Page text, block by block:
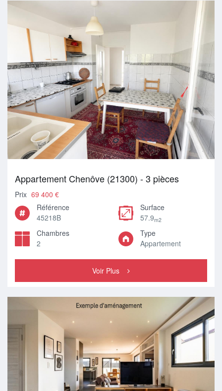
Appartement Chenôve (21300) - 3 pièces
Prix 69 400 €
Référence
45218B
Surface
57.9m2
Chambres
2
Type
Appartement
Voir Plus